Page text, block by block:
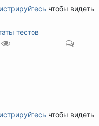
чтобы видеть
тестов
чтобы видеть